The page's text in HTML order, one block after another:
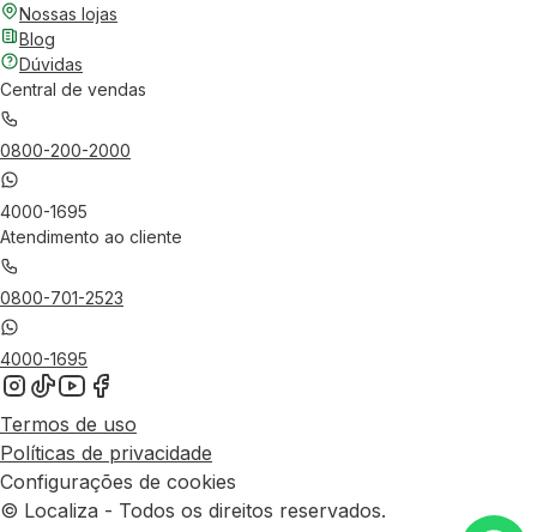
Nossas lojas
Blog
Dúvidas
Central de vendas
0800-200-2000
4000-1695
Atendimento ao cliente
0800-701-2523
4000-1695
Termos de uso
Políticas de privacidade
Configurações de cookies
© Localiza - Todos os direitos reservados.